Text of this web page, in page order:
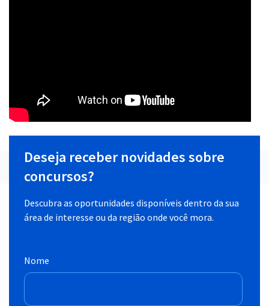
Deseja receber novidades sobre
concursos?
Descubra as oportunidades disponíveis dentro da sua
área de interesse ou da região onde você mora.
Nome